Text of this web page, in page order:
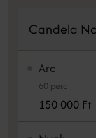
Candela
Arc
60 perc
150 000 Ft